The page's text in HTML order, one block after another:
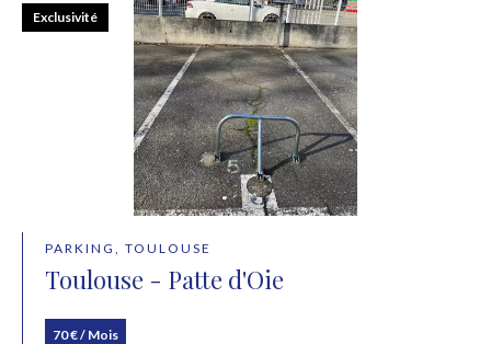
PARKING, TOULOUSE
Toulouse - Patte d'Oie
70 € / Mois
Exclusivité